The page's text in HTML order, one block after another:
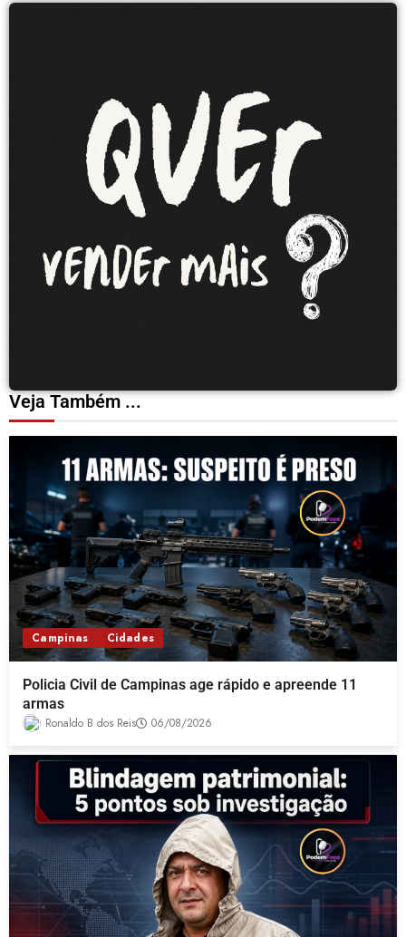
Veja Também ...
Campinas Cidades
Policia Civil de Campinas age rápido e apreende 11
armas
Ronaldo B dos Reis 06/08/2026